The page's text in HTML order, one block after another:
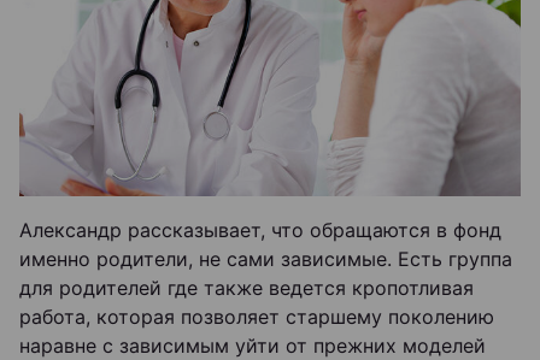
Александр рассказывает, что обращаются в фонд
именно родители, не сами зависимые. Есть группа
для родителей где также ведется кропотливая
работа, которая позволяет старшему поколению
наравне с зависимым уйти от прежних моделей